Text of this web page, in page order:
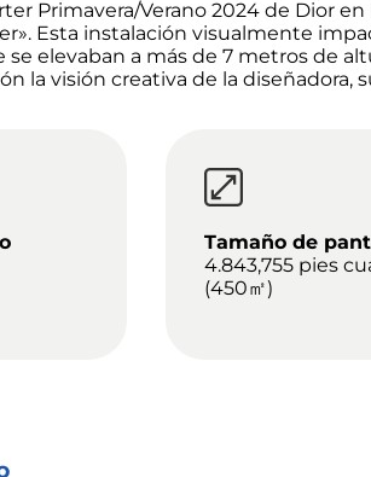
Primavera/Verano 2024 de Dior
Esta instalación visualmente
elevaban a más de 7 metros de
la visión creativa de la
Tamaño de
4.843,755 pies
(450㎡)